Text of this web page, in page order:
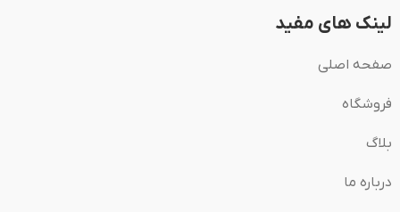
لینک های مفید
صفحه اصلی
فروشگاه
بلاگ
درباره ما